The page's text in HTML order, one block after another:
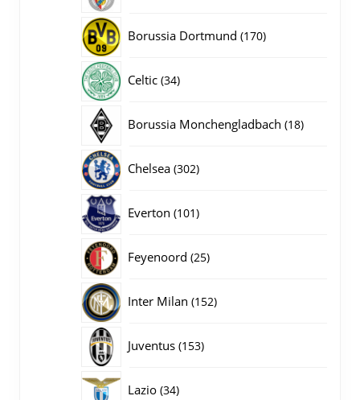
Borussia Dortmund 170170
Celtic 3434
Borussia Monchengladbach 1818
Chelsea 302302
Everton 101101
Feyenoord 2525
Inter Milan 152152
Juventus 153153
Lazio 3434